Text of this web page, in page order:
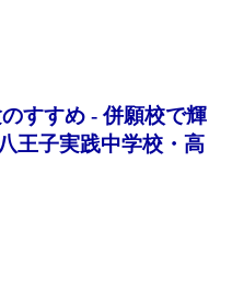
すすめ - 併願校で輝
王子実践中学校・高